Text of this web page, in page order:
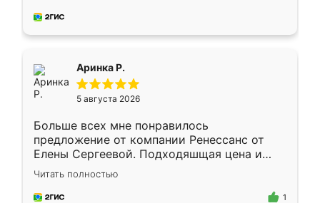
за день, ребята работали аккуратно, даже
Аринка Р.
5 августа 2026
Больше всех мне понравилось
предложение от компании Ренессанс от
Елены Сергеевой. Подходяшщая цена и
короткие сроки изготовления. Приехавший
для замера сотрудник Владислав
предложил по моему эскизу самый
Читать полностью
1